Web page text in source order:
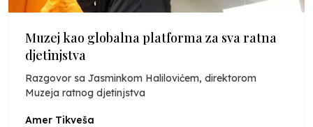
Muzej kao globalna platforma za sva ratna
djetinjstva
Razgovor sa Jasminkom Halilovićem, direktorom
Muzeja ratnog djetinjstva
Amer Tikveša